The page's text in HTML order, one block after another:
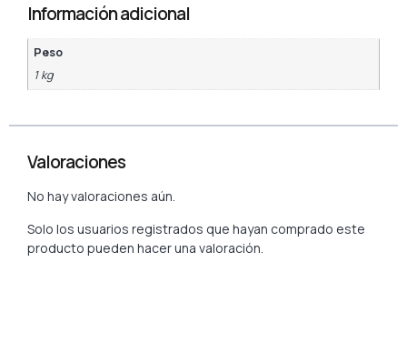
Información adicional
Peso
1 kg
Valoraciones
No hay valoraciones aún.
Solo los usuarios registrados que hayan comprado este
producto pueden hacer una valoración.